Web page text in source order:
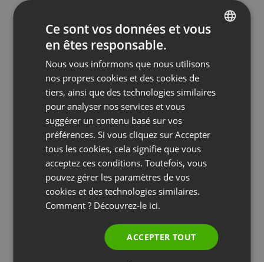
APRÈS L'ÉVÉNEMENTASTUCES ET CONSEILSENTREPRISES
RÉUNIONS ET COLLABORATION
Étiquette des réunions virtuelles : Normes
universelles pour les réunions virtuelles
Janvier 24, 2023
FRENCH
GERMAN
SPANISH
PORTUGUESE
Ce sont vos données et vous
en êtes responsable.
Nous vous informons que nous utilisons
nos propres cookies et des cookies de
tiers, ainsi que des technologies similaires
pour analyser nos services et vous
suggérer un contenu basé sur vos
préférences. Si vous cliquez sur Accepter
tous les cookies, cela signifie que vous
acceptez ces conditions. Toutefois, vous
pouvez gérer les paramètres de vos
cookies et des technologies similaires.
Comment ? Découvrez-le ici.
ACCEPTER TOUT